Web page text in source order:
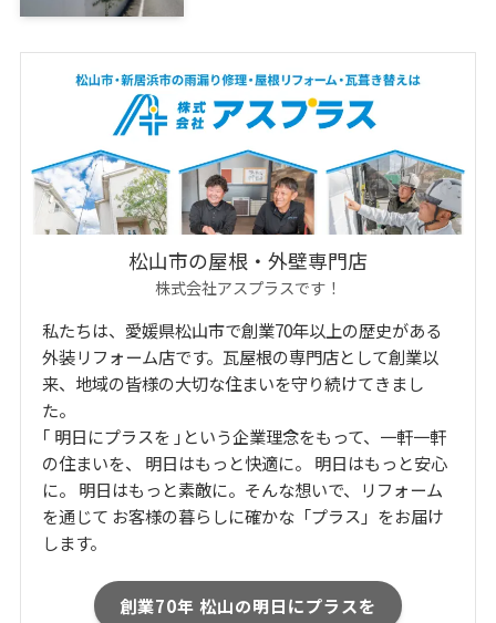
松山市の屋根・外壁専門店
株式会社アスプラスです！
私たちは、愛媛県松山市で創業70年以上の歴史がある
外装リフォーム店です。瓦屋根の専門店として創業以
来、地域の皆様の大切な住まいを守り続けてきまし
た。
｢ 明日にプラスを ｣という企業理念をもって、一軒一軒
の住まいを、 明日はもっと快適に。 明日はもっと安心
に。 明日はもっと素敵に。そんな想いで、リフォーム
を通じて お客様の暮らしに確かな「プラス」をお届け
します。
創業70年 松山の明日にプラスを